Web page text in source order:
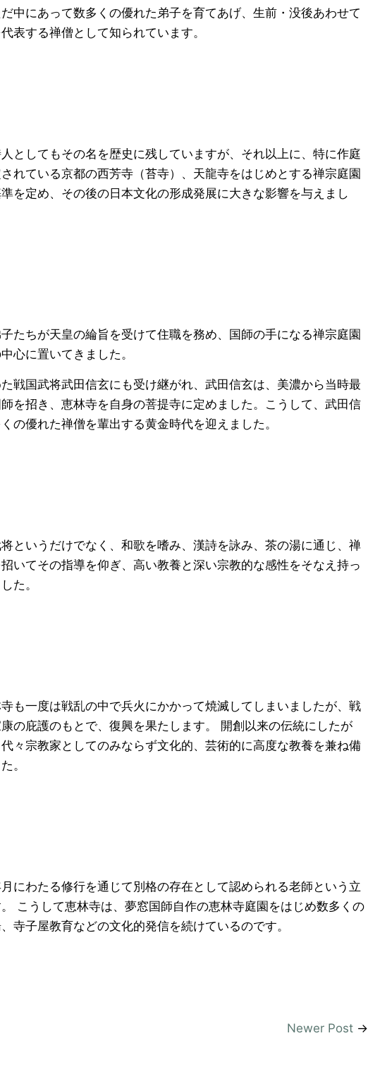
中にあって数多くの優れた弟子を育てあげ、生前・没後あわせて
表する禅僧として知られています。
としてもその名を歴史に残していますが、それ以上に、特に作庭
れている京都の西芳寺（苔寺）、天龍寺をはじめとする禅宗庭園
を定め、その後の日本文化の形成発展に大きな影響を与えまし
たちが天皇の綸旨を受けて住職を務め、国師の手になる禅宗庭園
心に置いてきました。
戦国武将武田信玄にも受け継がれ、武田信玄は、美濃から当時最
を招き、恵林寺を自身の菩提寺に定めました。こうして、武田信
の優れた禅僧を輩出する黄金時代を迎えました。
というだけでなく、和歌を嗜み、漢詩を詠み、茶の湯に通じ、禅
いてその指導を仰ぎ、高い教養と深い宗教的な感性をそなえ持っ
た。
も一度は戦乱の中で兵火にかかって焼滅してしまいましたが、戦
の庇護のもとで、復興を果たします。 開創以来の伝統にしたが
々宗教家としてのみならず文化的、芸術的に高度な教養を兼ね備
。
にわたる修行を通じて別格の存在として認められる老師という立
こうして恵林寺は、夢窓国師自作の恵林寺庭園をはじめ数多くの
寺子屋教育などの文化的発信を続けているのです。
Newer Post →